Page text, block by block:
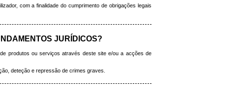
com a finalidade do cumprimento de obrigações legais
JURÍDICOS?
produtos ou serviços através deste site e/ou a acções de
deteção e repressão de crimes graves.